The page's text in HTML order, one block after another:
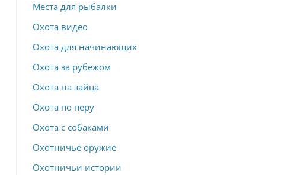
Места для рыбалки
Охота видео
Охота для начинающих
Охота за рубежом
Охота на зайца
Охота по перу
Охота с собаками
Охотничье оружие
Охотничьи истории